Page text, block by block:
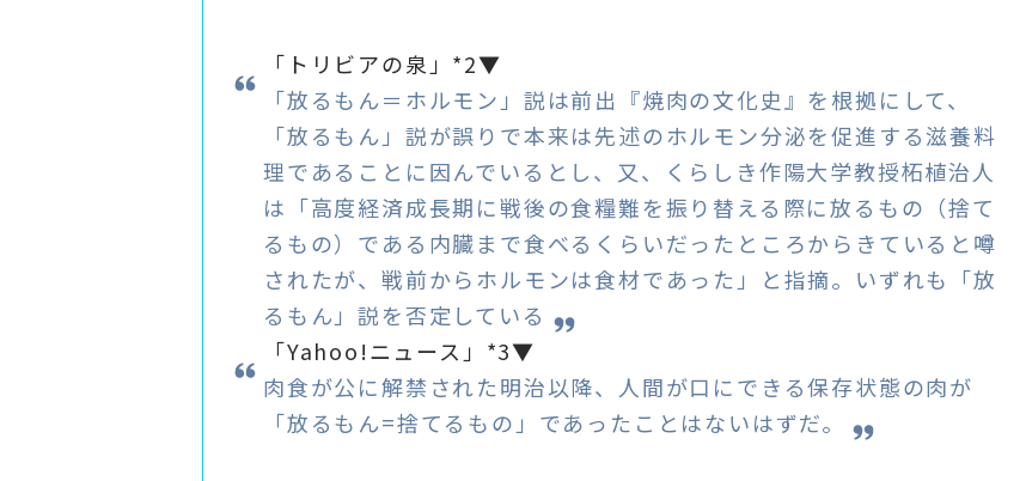
「トリビアの泉」*2▼
「放るもん＝ホルモン」説は前出『焼肉の文化史』を根拠にして、
「放るもん」説が誤りで本来は先述のホルモン分泌を促進する滋養料
理であることに因んでいるとし、又、くらしき作陽大学教授柘植治人
は「高度経済成長期に戦後の食糧難を振り替える際に放るもの（捨て
るもの）である内臓まで食べるくらいだったところからきていると噂
されたが、戦前からホルモンは食材であった」と指摘。いずれも「放
るもん」説を否定している
「Yahoo!ニュース」*3▼
肉食が公に解禁された明治以降、人間が口にできる保存状態の肉が
「放るもん=捨てるもの」であったことはないはずだ。